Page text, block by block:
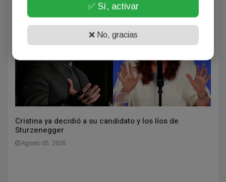
Cristina ya decidió a su candidato y los líos de
Sturzenegger
Agosto 05, 2026
✅ Sí, activar
❌ No, gracias